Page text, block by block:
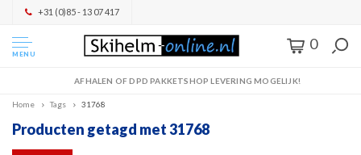
+31 (0)85 - 13 07 417
MENU
0
AFHALEN OF DPD PAKKETSHOP LEVERING MOGELIJK!
Home Tags 31768
Producten getagd met 31768